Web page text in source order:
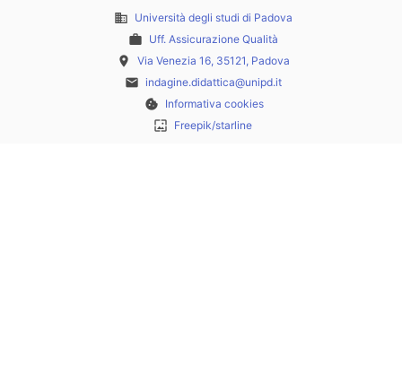
business Università degli studi di Padova
work Uff. Assicurazione Qualità
place Via Venezia 16, 35121, Padova
email indagine.didattica@unipd.it
cookie Informativa cookies
wallpaper Freepik/starline